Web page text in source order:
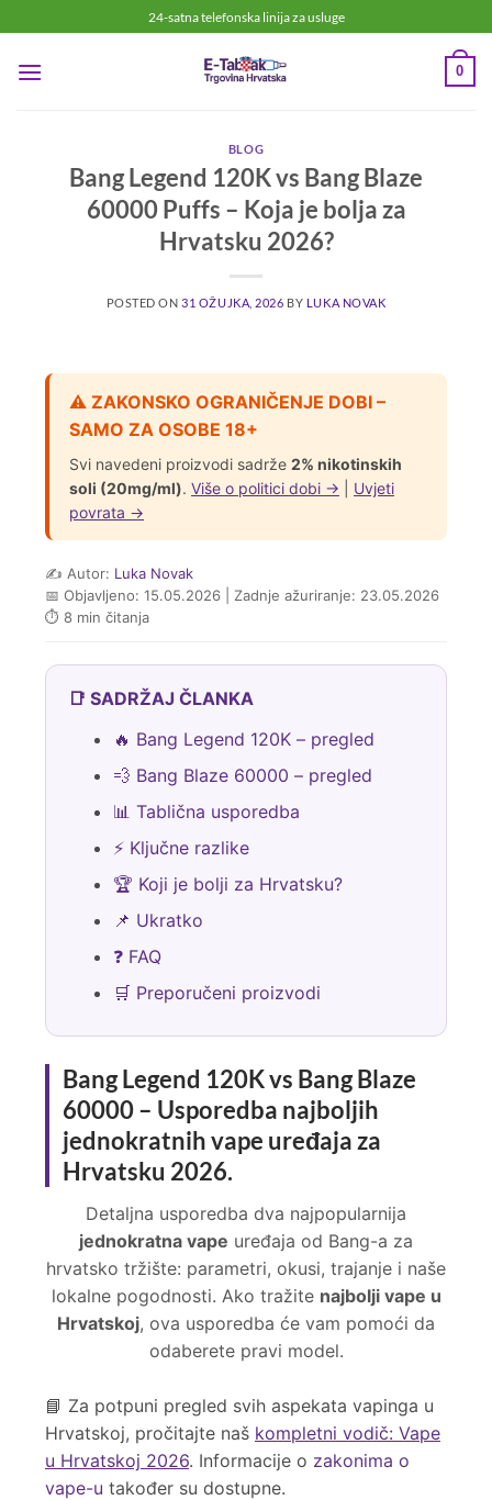
24-satna telefonska linija za usluge
0
BLOG
Bang Legend 120K vs Bang Blaze
60000 Puffs – Koja je bolja za
Hrvatsku 2026?
POSTED ON 31 OŽUJKA, 2026 BY LUKA NOVAK
⚠️ ZAKONSKO OGRANIČENJE DOBI –
SAMO ZA OSOBE 18+
Svi navedeni proizvodi sadrže 2% nikotinskih
soli (20mg/ml). Više o politici dobi →
Uvjeti
povrata →
✍️ Autor: Luka Novak
📅 Objavljeno: 15.05.2026 | Zadnje ažuriranje: 23.05.2026
⏱ 8 min čitanja
📑 SADRŽAJ ČLANKA
🔥 Bang Legend 120K – pregled
💨 Bang Blaze 60000 – pregled
📊 Tablična usporedba
⚡ Ključne razlike
🏆 Koji je bolji za Hrvatsku?
📌 Ukratko
❓ FAQ
🛒 Preporučeni proizvodi
Bang Legend 120K vs Bang Blaze
60000 – Usporedba najboljih
jednokratnih vape uređaja za
Hrvatsku 2026.
Detaljna usporedba dva najpopularnija
jednokratna vape uređaja od Bang-a za
hrvatsko tržište: parametri, okusi, trajanje i naše
lokalne pogodnosti. Ako tražite najbolji vape u
Hrvatskoj, ova usporedba će vam pomoći da
odaberete pravi model.
📘 Za potpuni pregled svih aspekata vapinga u
Hrvatskoj, pročitajte naš kompletni vodič: Vape
u Hrvatskoj 2026. Informacije o zakonima o
vape-u također su dostupne.